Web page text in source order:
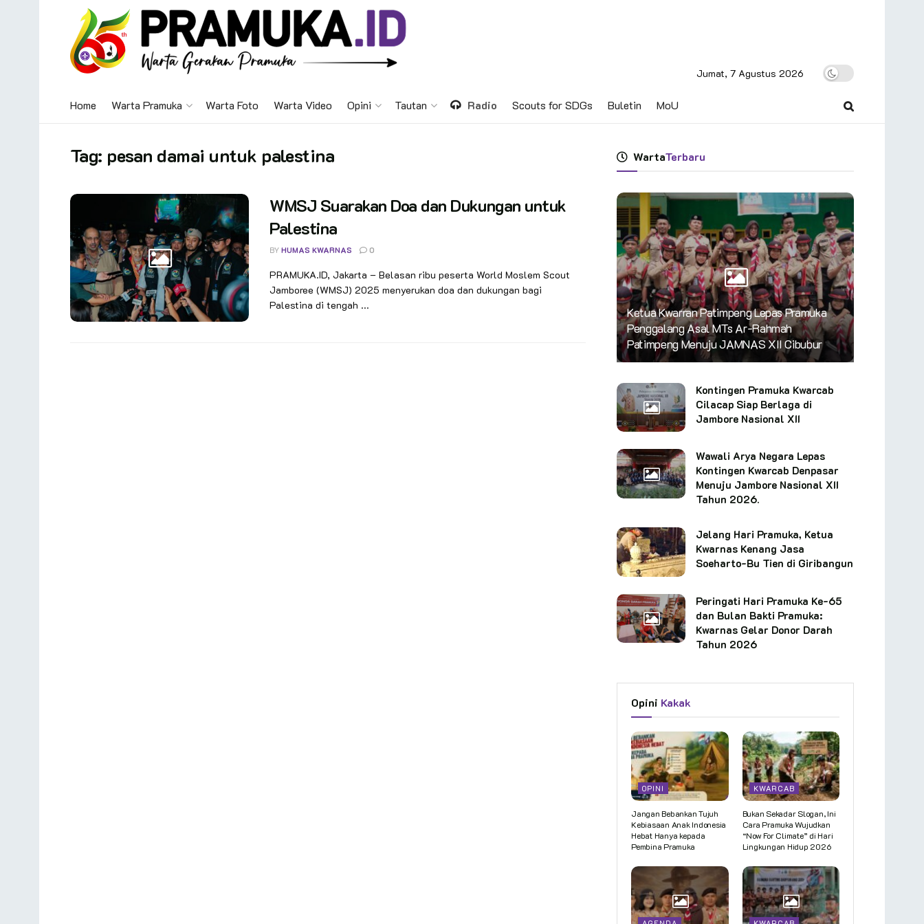
Jumat, 7 Agustus 2026
Home Warta Pramuka Warta Foto Warta Video Opini Tautan Radio Scouts for SDGs Buletin MoU
Tag: pesan damai untuk palestina
WMSJ Suarakan Doa dan Dukungan untuk
Palestina
BY HUMAS KWARNAS 0
PRAMUKA.ID, Jakarta – Belasan ribu peserta World Moslem Scout
Jamboree (WMSJ) 2025 menyerukan doa dan dukungan bagi
Palestina di tengah ...
WartaTerbaru
Ketua Kwarran Patimpeng Lepas Pramuka
Penggalang Asal MTs Ar-Rahmah
Patimpeng Menuju JAMNAS XII Cibubur
Kontingen Pramuka Kwarcab
Cilacap Siap Berlaga di
Jambore Nasional XII
Wawali Arya Negara Lepas
Kontingen Kwarcab Denpasar
Menuju Jambore Nasional XII
Tahun 2026.
Jelang Hari Pramuka, Ketua
Kwarnas Kenang Jasa
Soeharto-Bu Tien di Giribangun
Peringati Hari Pramuka Ke-65
dan Bulan Bakti Pramuka:
Kwarnas Gelar Donor Darah
Tahun 2026
Opini Kakak
OPINI
Jangan Bebankan Tujuh
Kebiasaan Anak Indonesia
Hebat Hanya kepada
Pembina Pramuka
KWARCAB
Bukan Sekadar Slogan, Ini
Cara Pramuka Wujudkan
“Now For Climate” di Hari
Lingkungan Hidup 2026